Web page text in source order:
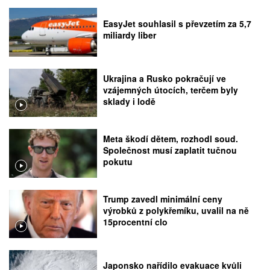
EasyJet souhlasil s převzetím za 5,7
miliardy liber
Ukrajina a Rusko pokračují ve
vzájemných útocích, terčem byly
sklady i lodě
Meta škodí dětem, rozhodl soud.
Společnost musí zaplatit tučnou
pokutu
Trump zavedl minimální ceny
výrobků z polykřemíku, uvalil na ně
15procentní clo
Japonsko nařídilo evakuace kvůli